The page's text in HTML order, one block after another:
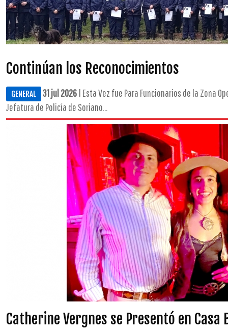
Continúan los Reconocimientos
GENERAL 31 jul 2026 | Esta Vez fue Para Funcionarios de la Zona
Jefatura de Policía de Soriano...
Catherine Vergnes se Presentó en Casa